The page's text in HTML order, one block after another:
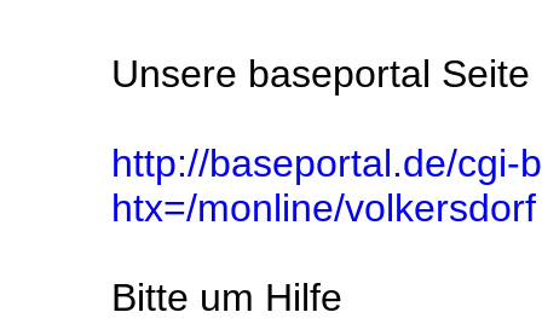
Unsere baseportal
http://baseportal.de/cgi-
htx=/monline/volkersdorf
Bitte um Hilfe